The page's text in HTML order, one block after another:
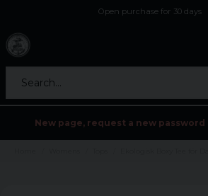
Open purchase for 30 days
Search...
New page, request a new password